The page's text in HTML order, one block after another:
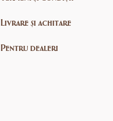
Livrare și achitare
Pentru dealeri